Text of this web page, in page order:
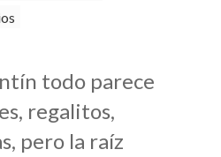
todo parece
regalitos,
pero la raíz